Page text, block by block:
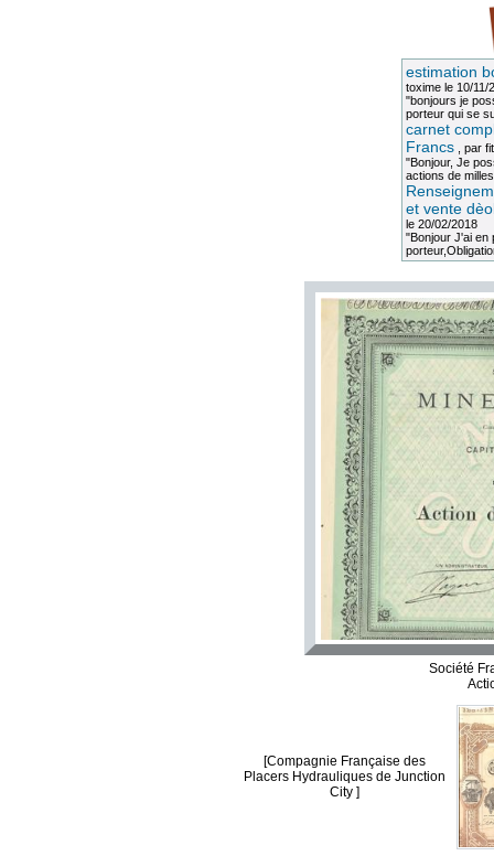
estimation
toximele 10/11/
"bonjours je
porteur qui se
carnet
Francs, par
"Bonjour, Je
actions de
et vente
le 20/02/2018
"Bonjour J'ai en
Société
[Compagnie Française des
Placers Hydrauliques de Junction
City ]